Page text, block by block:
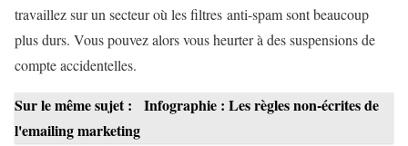
travaillez sur un secteur où les filtres anti-spam sont beaucoup
plus durs. Vous pouvez alors vous heurter à des suspensions de
compte accidentelles.
Sur le même sujet :
Infographie : Les règles non-écrites de
l'emailing marketing